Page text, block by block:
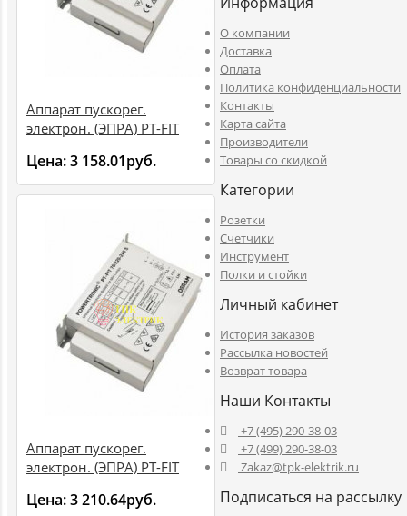
Аппарат пускорег.
электрон. (ЭПРА) PT-FIT
4008321386625
Цена:3 158.01руб.
Аппарат пускорег.
электрон. (ЭПРА) PT-FIT
4008321386649
Цена:3 210.64руб.
O компании
Доставка
Оплата
Политика конфиденциальности
Контакты
Карта сайта
Производители
Товары со скидкой
Категории
Розетки
Счетчики
Инструмент
Полки и стойки
Личный кабинет
История заказов
Рассылка новостей
Возврат товара
Наши Контакты
+7 (495) 290-38-03
+7 (499) 290-38-03
Zakaz@tpk-elektrik.ru
Подписаться на рассылку